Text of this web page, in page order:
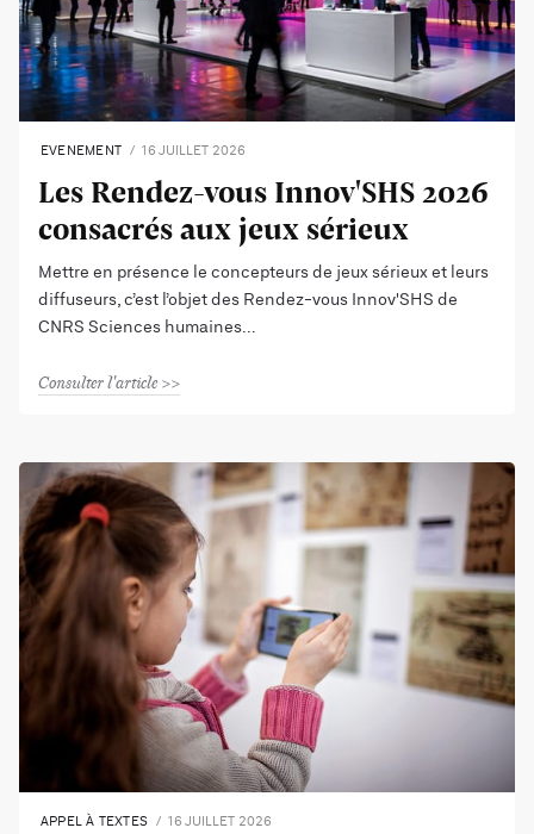
EVENEMENT 16 JUILLET 2026
Les Rendez-vous Innov'SHS 2026
consacrés aux jeux sérieux
Mettre en présence le concepteurs de jeux sérieux et leurs
diffuseurs, c’est l’objet des Rendez-vous Innov'SHS de
CNRS Sciences humaines
Consulter l'article
APPEL À TEXTES 16 JUILLET 2026